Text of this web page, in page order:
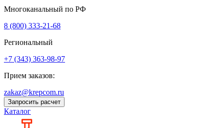
Многоканальный по РФ
8 (800) 333‑21-68
Региональный
+7 (343) 363-98-97
Прием заказов:
zakaz@krepcom.ru
Запросить расчет
Каталог